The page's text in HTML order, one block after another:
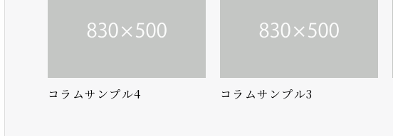
コラムサンプル4 コラムサンプル3